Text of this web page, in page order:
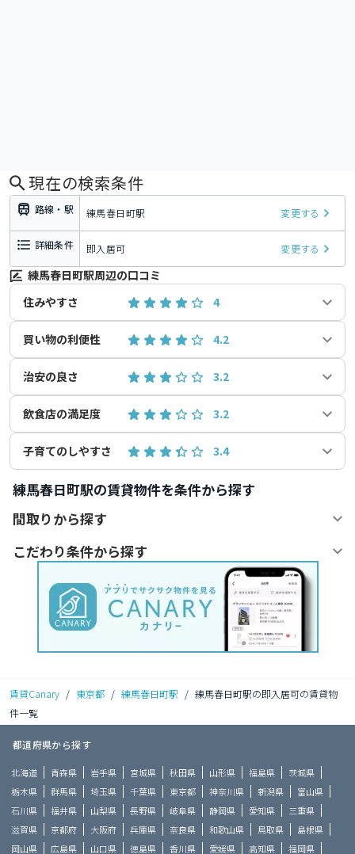
現在の検索条件
路線・駅 練馬春日町駅 変更する
詳細条件 即入居可 変更する
練馬春日町駅周辺の口コミ
住みやすさ
4
買い物の利便性 4.2
治安の良さ 3.2
飲食店の満足度 3.2
子育てのしやすさ 3.4
練馬春日町駅の賃貸物件を条件から探す
間取りから探す
こだわり条件から探す
賃貸Canary / 東京都 / 練馬春日町駅 / 練馬春日町駅の即入居可の賃貸物
件一覧
都道府県から探す
北海道 青森県 岩手県 宮城県 秋田県 山形県 福島県
茨城県
栃木県
群馬県 埼玉県 千葉県 東京都 神奈川県 新潟県
富山県
石川県
福井県 山梨県 長野県 岐阜県 静岡県 愛知県
三重県
滋賀県
京都府 大阪府 兵庫県 奈良県 和歌山県 鳥取県
島根県
岡山県
広島県 山口県 徳島県 香川県 愛媛県 高知県 福岡県